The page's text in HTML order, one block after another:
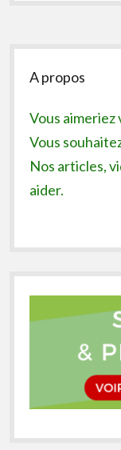
Sidebar
A propos
Vous aimeriez
Vous
Nos articles,
aider.